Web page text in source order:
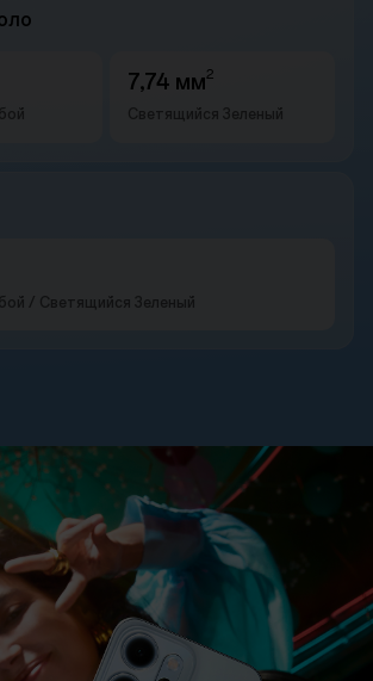
7,74 мм2
Светящийся Зеленый
/ Светящийся Зеленый